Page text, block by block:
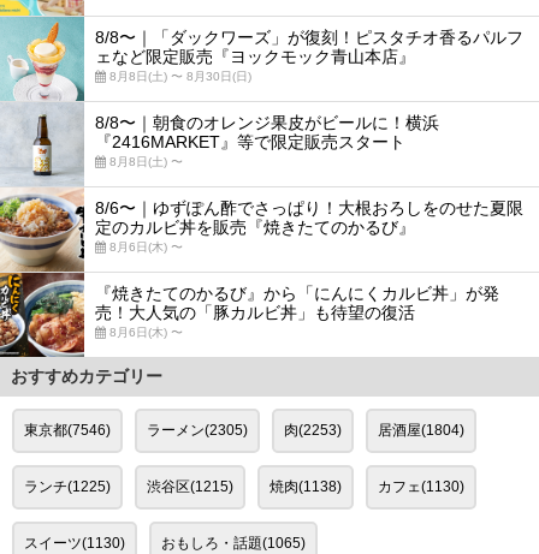
8/8〜｜「ダックワーズ」が復刻！ピスタチオ香るパルフ
ェなど限定販売『ヨックモック青山本店』
8月8日(土) 〜 8月30日(日)
8/8〜｜朝食のオレンジ果皮がビールに！横浜
『2416MARKET』等で限定販売スタート
8月8日(土) 〜
8/6〜｜ゆずぽん酢でさっぱり！大根おろしをのせた夏限
定のカルビ丼を販売『焼きたてのかるび』
8月6日(木) 〜
『焼きたてのかるび』から「にんにくカルビ丼」が発
売！大人気の「豚カルビ丼」も待望の復活
8月6日(木) 〜
おすすめカテゴリー
東京都(7546) ラーメン(2305) 肉(2253) 居酒屋(1804)
ランチ(1225) 渋谷区(1215) 焼肉(1138) カフェ(1130)
スイーツ(1130) おもしろ・話題(1065)